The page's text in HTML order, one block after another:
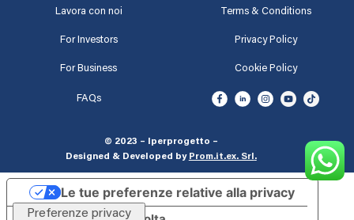
Lavora con noi Terms & Conditions
For Investors Privacy Policy
For Business Cookie Policy
FAQs
© 2023 – Iperprogetto –
Designed & Developed by Prom.it.ex. Srl .
Le tue preferenze relative alla privacy